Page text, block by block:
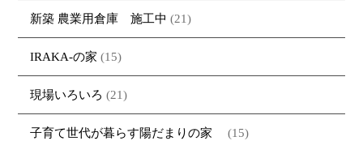
新築 農業用倉庫 施工中 (21)
IRAKA-の家 (15)
現場いろいろ (21)
子育て世代が暮らす陽だまりの家 (15)